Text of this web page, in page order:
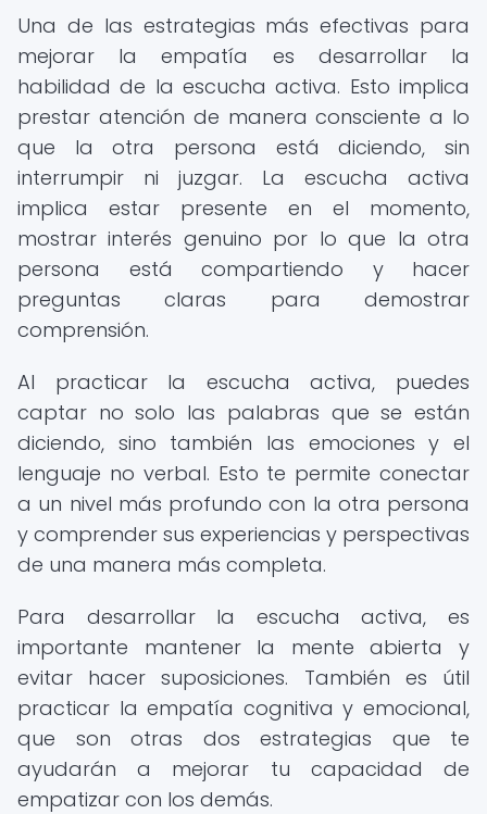
Una de las estrategias más efectivas para
mejorar la empatía es desarrollar la
habilidad de la escucha activa. Esto implica
prestar atención de manera consciente a lo
que la otra persona está diciendo, sin
interrumpir ni juzgar. La escucha activa
implica estar presente en el momento,
mostrar interés genuino por lo que la otra
persona está compartiendo y hacer
preguntas claras para demostrar
comprensión.
Al practicar la escucha activa, puedes
captar no solo las palabras que se están
diciendo, sino también las emociones y el
lenguaje no verbal. Esto te permite conectar
a un nivel más profundo con la otra persona
y comprender sus experiencias y perspectivas
de una manera más completa.
Para desarrollar la escucha activa, es
importante mantener la mente abierta y
evitar hacer suposiciones. También es útil
practicar la empatía cognitiva y emocional,
que son otras dos estrategias que te
ayudarán a mejorar tu capacidad de
empatizar con los demás.